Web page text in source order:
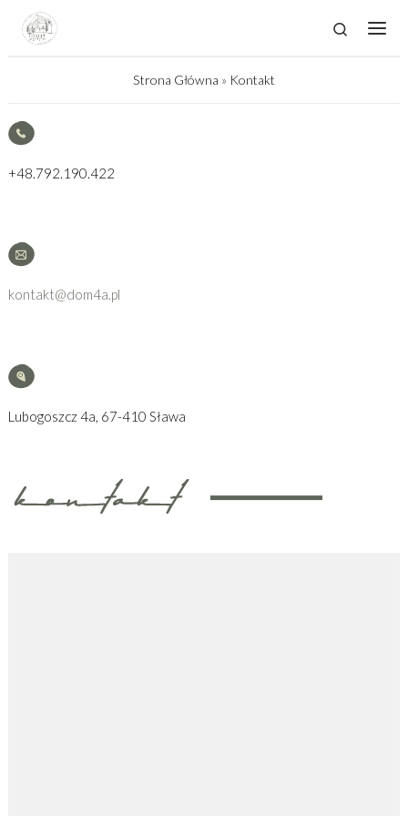
Skip to content
Search
Strona Główna » Kontakt
+48.792.190.422
kontakt@dom4a.pl
Lubogoszcz 4a, 67-410 Sława